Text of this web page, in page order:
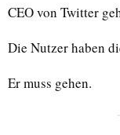
CEO von Twitter
Die Nutzer haben
Er muss gehen.